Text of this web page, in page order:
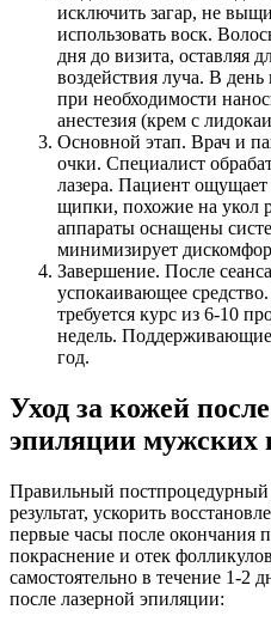
исключить загар, не
использовать воск.
дня до визита, оставляя
воздействия луча. В
при необходимости
анестезия (крем с
Основной этап. Врач и
очки. Специалист
лазера. Пациент
щипки, похожие на укол
аппараты оснащены
минимизирует
Завершение. После
успокаивающее средство.
требуется курс из 6-10
недель. Поддерживающие
год.
Уход за кожей
эпиляции мужских
Правильный постпроцедурный
результат, ускорить
первые часы после окончания
покраснение и отек
самостоятельно в течение 1-2
после лазерной эпиляции: